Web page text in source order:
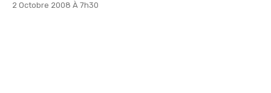
2 Octobre 2008 À 7h30